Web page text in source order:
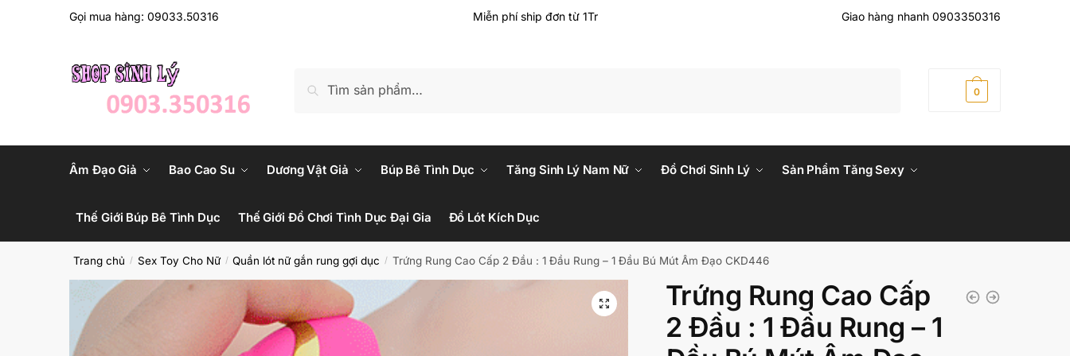
Gọi mua hàng: 09033.50316 Miễn phí ship đơn từ 1Tr Giao hàng nhanh 0903350316
kiếm:
0
Âm Đạo Giả Bao Cao Su Dương Vật Giả Búp Bê Tình Dục Tăng Sinh Lý Nam Nữ Đồ Chơi Sinh Lý Sản Phẩm Tăng Sexy
Thế Giới Búp Bê Tình Dục Thế Giới Đồ Chơi Tình Dục Đại Gia Đồ Lót Kích Dục
Trang chủ / Sex Toy Cho Nữ / Quần lót nữ gắn rung gợi dục / Trứng Rung Cao Cấp 2 Đầu : 1 Đầu Rung – 1 Đầu Bú Mút Âm Đạo CKD446
Trứng Rung Cao Cấp
2 Đầu : 1 Đầu Rung – 1